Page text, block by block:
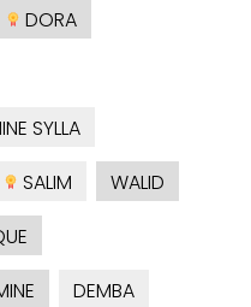
DORA
SYLLA
SALIM
WALID
DEMBA